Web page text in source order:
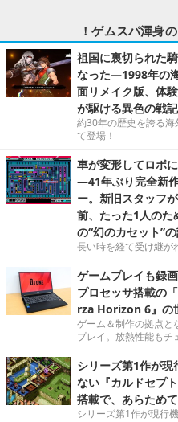
！ゲムスパ渾身
祖国に裏切られた
なった―1998年の
面リメイク版、体
が駆ける異色の戦
約30年の歴史を誇る海
て登場！
車が変形してロボ
―41年ぶり完全新
ー。新旧スタッフ
前、たった1人のた
の“幻のカセット”
長い時を経て受け継が
ゲームプレイも録
プロセッサ搭載の
rza Horizon 6』の
ゲーム＆制作の拠点と
プレイ。放熱性能もチ
シリーズ第1作が
ない『カルドセプ
搭載で、あらため
シリーズ第1作が現行